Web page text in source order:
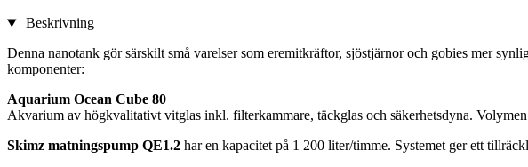
Beskrivning
Denna nanotank gör särskilt små varelser som eremitkräftor, sjöstjärnor och gobies mer
komponenter:
Aquarium Ocean Cube 80
Akvarium av högkvalitativt vitglas inkl. filterkammare, täckglas och säkerhetsdyna.
Skimz matningspump QE1.2 har en kapacitet på 1 200 liter/timme. Systemet ger ett